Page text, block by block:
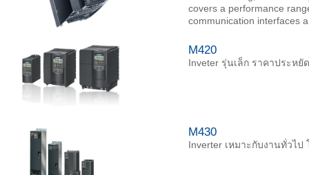
covers a performance
communication interfaces
M420
Inveter รุ่นเล็ก ราคาประห
M430
Inverter เหมาะกับงานทั่วไ